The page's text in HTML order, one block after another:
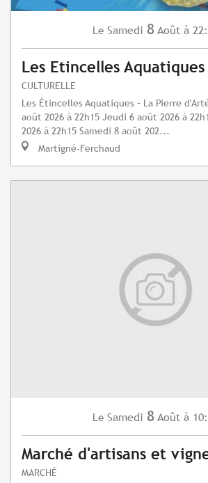
Le Samedi 8 Août à
Les Etincelles Aquatiques
CULTURELLE
Les Étincelles Aquatiques – La Pierre
août 2026 à 22h15 Jeudi 6 août 2026 à
2026 à 22h15 Samedi 8 août 202...
Martigné-Ferchaud
Le Samedi 8 Août à
Marché d'artisans et
MARCHÉ